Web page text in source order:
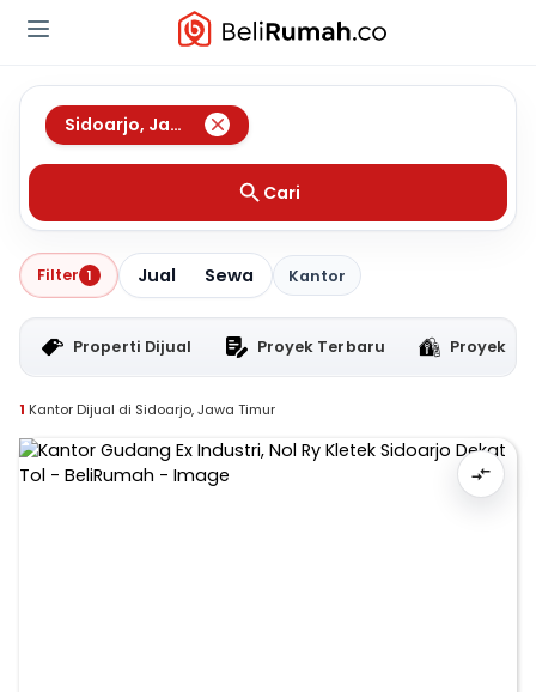
Sidoarjo, Jawa Timur
Cari
Filter 1 Jual Sewa Kantor
Properti Dijual Proyek Terbaru Proyek
1 Kantor Dijual di Sidoarjo, Jawa Timur